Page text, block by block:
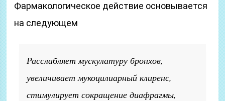
Фармакологическое действие основывается
на следующем
Расслабляет мускулатуру бронхов,
увеличивает мукоцилиарный клиренс,
стимулирует сокращение диафрагмы,